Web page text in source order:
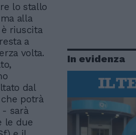
lo stallo
alla
riuscita
a
volta.
dal
potrà
- sarà
le due
In evidenza